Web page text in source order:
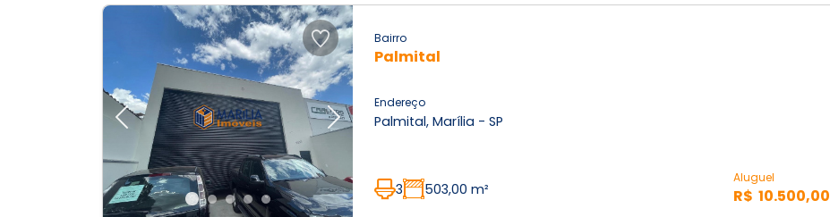
Previous Next
Bairro
Palmital
Endereço
Palmital, Marília - SP
3 503,00 m²
Aluguel
R$ 10.500,00